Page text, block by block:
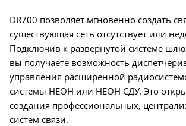
DR700 позволяет мгновенно создать
существующая сеть отсутствует или
Подключив к развернутой системе
вы получаете возможность
управления расширенной
системы НЕОН или НЕОН СДУ. Это
создания профессиональных,
систем связи.